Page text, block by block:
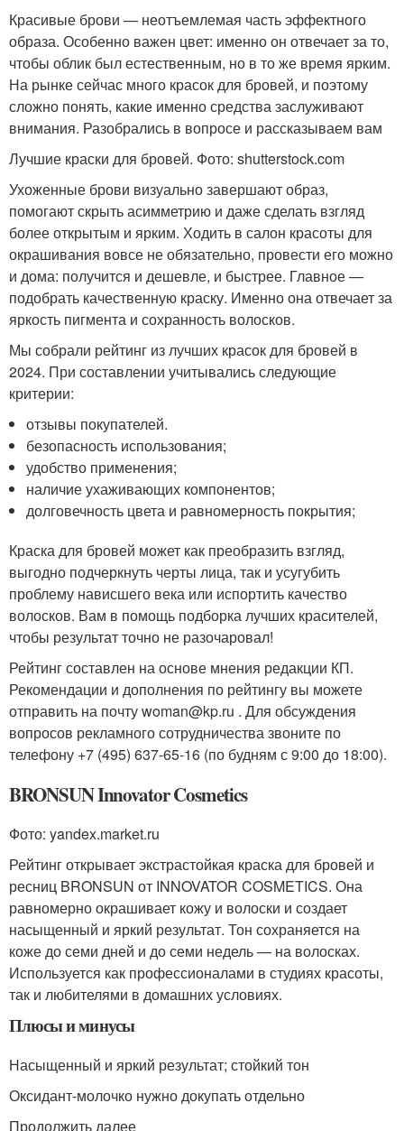
Красивые брови — неотъемлемая часть эффектного
образа. Особенно важен цвет: именно он отвечает за то,
чтобы облик был естественным, но в то же время ярким.
На рынке сейчас много красок для бровей, и поэтому
сложно понять, какие именно средства заслуживают
внимания. Разобрались в вопросе и рассказываем вам
Лучшие краски для бровей. Фото: shutterstock.com
Ухоженные брови визуально завершают образ,
помогают скрыть асимметрию и даже сделать взгляд
более открытым и ярким. Ходить в салон красоты для
окрашивания вовсе не обязательно, провести его можно
и дома: получится и дешевле, и быстрее. Главное —
подобрать качественную краску. Именно она отвечает за
яркость пигмента и сохранность волосков.
Мы собрали рейтинг из лучших красок для бровей в
2024. При составлении учитывались следующие
критерии:
отзывы покупателей.
безопасность использования;
удобство применения;
наличие ухаживающих компонентов;
долговечность цвета и равномерность покрытия;
Краска для бровей может как преобразить взгляд,
выгодно подчеркнуть черты лица, так и усугубить
проблему нависшего века или испортить качество
волосков. Вам в помощь подборка лучших красителей,
чтобы результат точно не разочаровал!
Рейтинг составлен на основе мнения редакции КП.
Рекомендации и дополнения по рейтингу вы можете
отправить на почту woman@kp.ru . Для обсуждения
вопросов рекламного сотрудничества звоните по
телефону +7 (495) 637-65-16 (по будням с 9:00 до 18:00).
BRONSUN Innovator Cosmetics
Фото: yandex.market.ru
Рейтинг открывает экстрастойкая краска для бровей и
ресниц BRONSUN от INNOVATOR COSMETICS. Она
равномерно окрашивает кожу и волоски и создает
насыщенный и яркий результат. Тон сохраняется на
коже до семи дней и до семи недель — на волосках.
Используется как профессионалами в студиях красоты,
так и любителями в домашних условиях.
Плюсы и минусы
Насыщенный и яркий результат; стойкий тон
Оксидант-молочко нужно докупать отдельно
Продолжить далее